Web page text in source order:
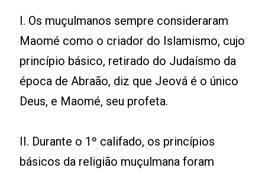
I. Os muçulmanos sempre consideraram
Maomé como o criador do Islamismo, cujo
princípio básico, retirado do Judaísmo da
época de Abraão, diz que Jeová é o único
Deus, e Maomé, seu profeta.
II. Durante o 1º califado, os princípios
básicos da religião muçulmana foram